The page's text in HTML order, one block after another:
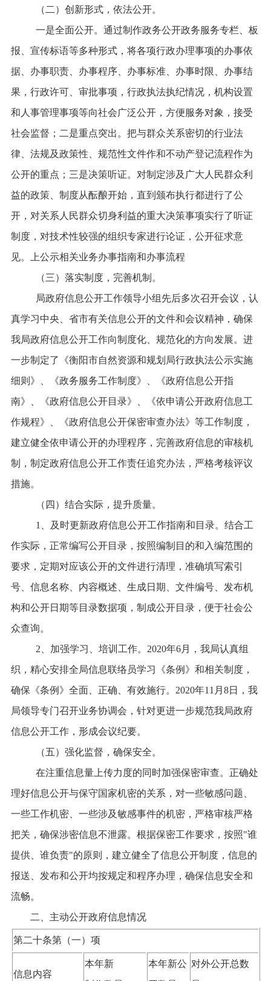
（二）创新形式，依法公开。
一是全面公开。通过制作政务公开政务服务专栏、板
报、宣传标语等多种形式，将各项行政办理事项的办事依
据、办事职责、办事程序、办事标准、办事时限、办事结
果，行政许可、审批事项，行政执法执纪情况，机构设置
和人事管理事项等向社会广泛公开，方便服务对象，接受
社会监督；二是重点突出。把与群众关系密切的行业法
律、法规及政策性、规范性文件作和不动产登记流程作为
公开的重点；三是决策听证。对制定涉及广大人民群众利
益的政策、制度从酝酿开始，直到颁布执行都进行了公
开，对关系人民群众切身利益的重大决策事项实行了听证
制度，对技术性较强的组织专家进行论证，公开征求意
见。上公示相关业务办事指南和办事流程
（三）落实制度，完善机制。
局政府信息公开工作领导小组先后多次召开会议，认
真学习中央、省市有关信息公开的文件和会议精神，确保
我局政府信息公开工作向制度化、规范化的方向发展。进
一步制定了
《衡阳市自然资源和规划局行政执法公示实施
细则》
、《政务服务工作制度》、《政府信息公开指
南》、《政府信息公开目录》、《依申请公开政府信息工
作规程》、《政府信息公开保密审查办法》等工作制度，
建立健全依申请公开的办理程序，完善政府信息的审核机
制，制定政府信息公开工作责任追究办法，严格考核评议
措施。
（四）结合实际，提升质量。
1、及时更新政府信息公开工作指南和目录。结合工
作实际，正常编写公开目录，按照编制目的和入编范围的
要求，定期对应该公开的文件进行清理，准确填写索引
号、信息名称、内容概述、生成日期、文件编号、发布机
构和公开日期等目录数据项，制成公开目录，便于社会公
众查询。
2、加强学习、培训工作。2020年6月，我局认真组
织，精心安排全局信息联络员学习《条例》和相关制度，
确保《条例》全面、正确、有效施行。2020年11月8日，我
局领导专门召开业务协调会，针对更进一步规范我局政府
信息公开工作，形成会议纪要。
（五）强化监督，确保安全。
在注重信息量上传力度的同时加强保密审查。正确处
理好信息公开与保守国家机密的关系，对一些敏感问题、
一些工作机密、一些涉及敏感事件的机密，严格审核严格
把关，确保涉密信息不泄露。根据保密工作要求，按照"谁
提供、谁负责"的原则，建立健全了信息公开制度，信息的
报送、发布和公开均按规定和程序办理，确保信息安全和
流畅。
二、主动公开政府信息情况
第二十条第（一）项
信息内容
本年新
本年新公 对外公开总数